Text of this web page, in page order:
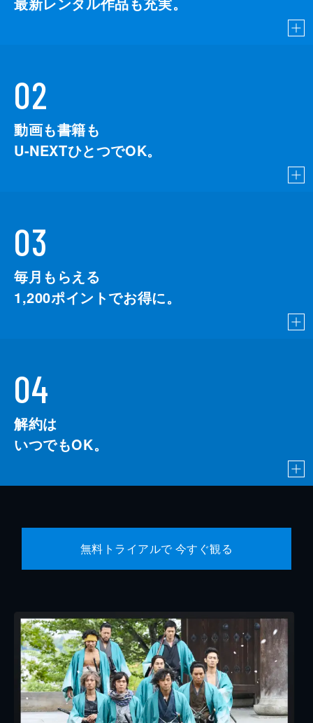
02
動画も書籍も
U-NEXTひとつでOK。
03
毎月もらえる
1,200ポイントでお得に。
04
解約は
いつでもOK。
無料トライアルで 今すぐ観る